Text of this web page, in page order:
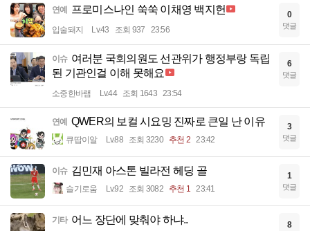
연예 프로미스나인 쑥쑥 이채영 백지헌
입술돼지 Lv.43 조회 937 23:56
0
댓글
이슈 여러분 국회의원도 선관위가 행정부랑 독립
된 기관인걸 이해 못해요
소중한바램 Lv.44 조회 1643 23:54
6
댓글
연예 QWER의 보컬 시요밍 진짜로 큰일 난 이유
큐땁이알 Lv.88 조회 3230 추천 2 23:42
3
댓글
이슈 김민재 아스톤 빌라전 헤딩 골
슬기로움 Lv.92 조회 3082 추천 1 23:41
1
댓글
기타 어느 장단에 맞춰야 하냐.. 8